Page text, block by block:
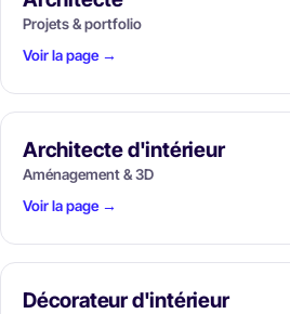
Projets & portfolio
Voir la page →
Architecte d'intérieur
Aménagement & 3D
Voir la page →
Décorateur d'intérieur